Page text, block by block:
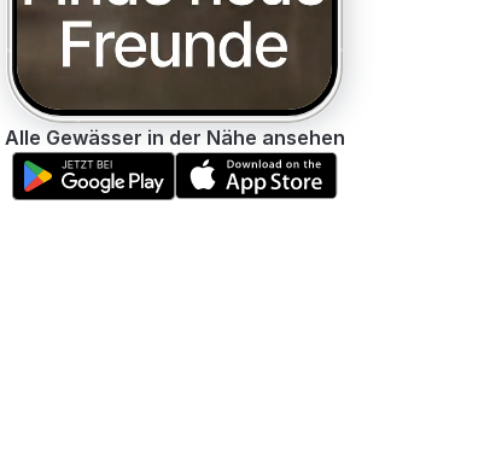
Alle Gewässer in der Nähe ansehen